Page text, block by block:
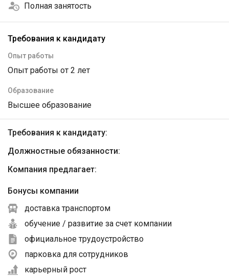
Полная занятость
Требования к кандидату
Опыт работы
Опыт работы от 2 лет
Образование
Высшее образование
Требования к кандидату:
Должностные обязанности:
Компания предлагает:
Бонусы компании
доставка транспортом
обучение / развитие за счет компании
официальное трудоустройство
парковка для сотрудников
карьерный рост